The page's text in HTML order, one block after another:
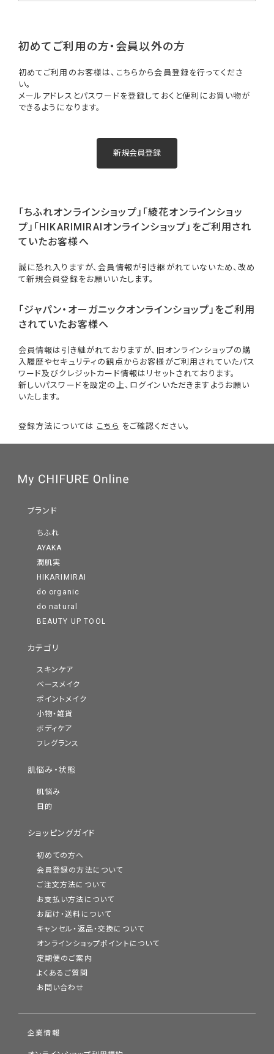
初めてご利用の方・会員以外の方
初めてご利用のお客様は、こちらから会員登録を行ってくださ
い。
メールアドレスとパスワードを登録しておくと便利にお買い物が
できるようになります。
「ちふれオンラインショップ」「綾花オンラインショッ
プ」「HIKARIMIRAIオンラインショップ」をご利用され
ていたお客様へ
誠に恐れ入りますが、会員情報が引き継がれていないため、改め
て新規会員登録をお願いいたします。
「ジャパン・オーガニックオンラインショップ」をご利用
されていたお客様へ
会員情報は引き継がれておりますが、旧オンラインショップの購
入履歴やセキュリティの観点からお客様がご利用されていたパス
ワード及びクレジットカード情報はリセットされております。
新しいパスワードを設定の上、ログインいただきますようお願い
いたします。
登録方法については こちら をご確認ください。
ブランド
ちふれ
AYAKA
潤肌実
HIKARIMIRAI
do organic
do natural
BEAUTY UP TOOL
カテゴリ
スキンケア
ベースメイク
ポイントメイク
小物・雑貨
ボディケア
フレグランス
肌悩み・状態
肌悩み
目的
ショッピングガイド
初めての方へ
会員登録の方法について
ご注文方法について
お支払い方法について
お届け・送料について
キャンセル・返品・交換について
オンラインショップポイントについて
定期便のご案内
よくあるご質問
お問い合わせ
企業情報